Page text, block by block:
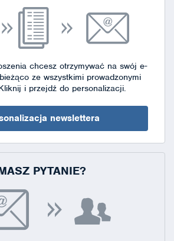
chcesz otrzymywać na swój e-
ze wszystkimi prowadzonymi
i przejdź do personalizacji.
newslettera
PYTANIE?